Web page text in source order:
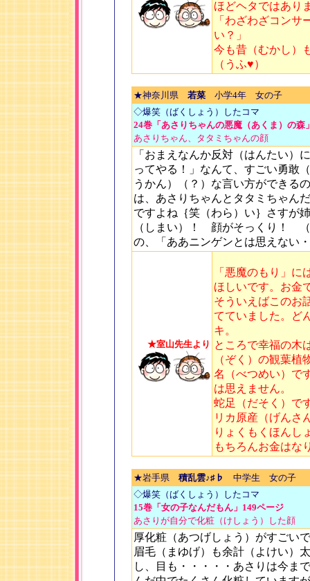
ほどヘタではあり
「わざわざコン
い？」
今も昔（むかし）
（うふ♥）
★神奈川県 若菜 小学4年 女の子
◇爆笑（ばくしょう）したコマ
24巻「あさりちゃんの悪魔（あくま）の森
あさりちゃん、タタミちゃんの顔
「おまえなんか反対（はんたい）
ってやる！」なんて、すごい勇敢
うかん）（？）な言い方ができるの
は、あさりちゃんとタタミちゃん
ですよね｛笑（わら）い｝さすが
（しまい）！ 顔がそっくり！
の、「ああニンゲンとは思えない
★室山先生より
「悪魔のもり」
ほしいです。お金
そういえばこのお
てていました。ど
キ。
ところで幸福の木
（ぞく）の観葉
名（べつめい）で
は思えません。
蛇足（だそく）で
リカ原産（げんさ
りょくもくほんし
もちろんお金はな
★岩手県 積乱雲♪♯♭
中学生 女の子
◇爆笑（ばくしょう）したコマ
15巻「女の子なんだもん」149ページ
あさりが自分で化粧（けしょう）した顔
厚化粧（あつげしょう）がすごい
眉毛（まゆげ）も余計（よけい）
し、目も・・・・・あさりは今ま